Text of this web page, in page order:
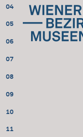
04
05
06
07
08
09
10
11